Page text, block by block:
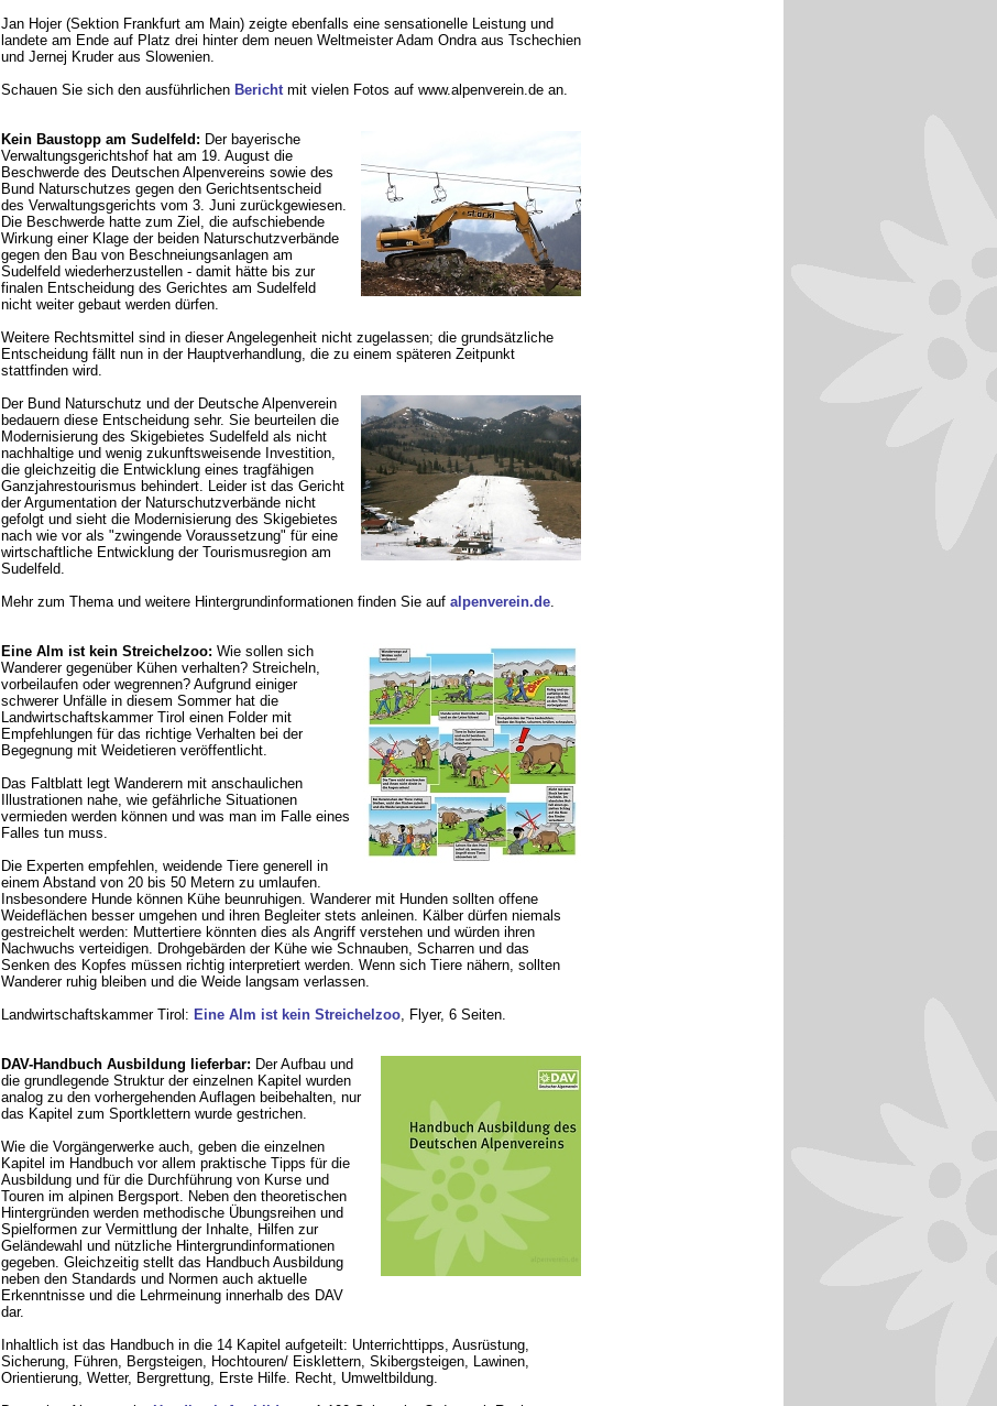
Jan Hojer (Sektion Frankfurt am Main) zeigte ebenfalls eine sensationelle Leistung und
landete am Ende auf Platz drei hinter dem neuen Weltmeister Adam Ondra aus Tschechien
und Jernej Kruder aus Slowenien.
Schauen Sie sich den ausführlichen Berichtmit vielen Fotos auf www.alpenverein.de an.
Kein Baustopp am Sudelfeld: Der bayerische
Verwaltungsgerichtshof hat am 19. August die
Beschwerde des Deutschen Alpenvereins sowie des
Bund Naturschutzes gegen den Gerichtsentscheid
des Verwaltungsgerichts vom 3. Juni zurückgewiesen.
Die Beschwerde hatte zum Ziel, die aufschiebende
Wirkung einer Klage der beiden Naturschutzverbände
gegen den Bau von Beschneiungsanlagen am
Sudelfeld wiederherzustellen - damit hätte bis zur
finalen Entscheidung des Gerichtes am Sudelfeld
nicht weiter gebaut werden dürfen.
Weitere Rechtsmittel sind in dieser Angelegenheit nicht zugelassen; die grundsätzliche
Entscheidung fällt nun in der Hauptverhandlung, die zu einem späteren Zeitpunkt
stattfinden wird.
Der Bund Naturschutz und der Deutsche Alpenverein
bedauern diese Entscheidung sehr. Sie beurteilen die
Modernisierung des Skigebietes Sudelfeld als nicht
nachhaltige und wenig zukunftsweisende Investition,
die gleichzeitig die Entwicklung eines tragfähigen
Ganzjahrestourismus behindert. Leider ist das Gericht
der Argumentation der Naturschutzverbände nicht
gefolgt und sieht die Modernisierung des Skigebietes
nach wie vor als "zwingende Voraussetzung" für eine
wirtschaftliche Entwicklung der Tourismusregion am
Sudelfeld.
Mehr zum Thema und weitere Hintergrundinformationen finden Sie auf alpenverein.de.
Eine Alm ist kein Streichelzoo: Wie sollen sich
Wanderer gegenüber Kühen verhalten? Streicheln,
vorbeilaufen oder wegrennen? Aufgrund einiger
schwerer Unfälle in diesem Sommer hat die
Landwirtschaftskammer Tirol einen Folder mit
Empfehlungen für das richtige Verhalten bei der
Begegnung mit Weidetieren veröffentlicht.
Das Faltblatt legt Wanderern mit anschaulichen
Illustrationen nahe, wie gefährliche Situationen
vermieden werden können und was man im Falle eines
Falles tun muss.
Die Experten empfehlen, weidende Tiere generell in
einem Abstand von 20 bis 50 Metern zu umlaufen.
Insbesondere Hunde können Kühe beunruhigen. Wanderer mit Hunden sollten offene
Weideflächen besser umgehen und ihren Begleiter stets anleinen. Kälber dürfen niemals
gestreichelt werden: Muttertiere könnten dies als Angriff verstehen und würden ihren
Nachwuchs verteidigen. Drohgebärden der Kühe wie Schnauben, Scharren und das
Senken des Kopfes müssen richtig interpretiert werden. Wenn sich Tiere nähern, sollten
Wanderer ruhig bleiben und die Weide langsam verlassen.
Landwirtschaftskammer Tirol: Eine Alm ist kein Streichelzoo, Flyer, 6 Seiten.
DAV-Handbuch Ausbildung lieferbar: Der Aufbau und
die grundlegende Struktur der einzelnen Kapitel wurden
analog zu den vorhergehenden Auflagen beibehalten, nur
das Kapitel zum Sportklettern wurde gestrichen.
Wie die Vorgängerwerke auch, geben die einzelnen
Kapitel im Handbuch vor allem praktische Tipps für die
Ausbildung und für die Durchführung von Kurse und
Touren im alpinen Bergsport. Neben den theoretischen
Hintergründen werden methodische Übungsreihen und
Spielformen zur Vermittlung der Inhalte, Hilfen zur
Geländewahl und nützliche Hintergrundinformationen
gegeben. Gleichzeitig stellt das Handbuch Ausbildung
neben den Standards und Normen auch aktuelle
Erkenntnisse und die Lehrmeinung innerhalb des DAV
dar.
Inhaltlich ist das Handbuch in die 14 Kapitel aufgeteilt: Unterrichttipps, Ausrüstung,
Sicherung, Führen, Bergsteigen, Hochtouren/ Eisklettern, Skibergsteigen, Lawinen,
Orientierung, Wetter, Bergrettung, Erste Hilfe. Recht, Umweltbildung.